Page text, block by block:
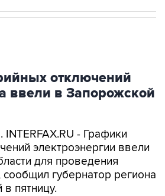
отключений
ввели в Запорожской
INTERFAX.RU - Графики
электроэнергии ввели
для проведения
губернатор региона
в пятницу.